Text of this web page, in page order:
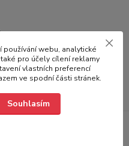
na trhu
používání webu, analytické
pro účely cílení reklamy
vlastních preferencí
ve spodní části stránek.
Souhlasím